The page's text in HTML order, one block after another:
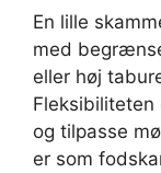
En lille
med
eller høj
og tilpasse
er som